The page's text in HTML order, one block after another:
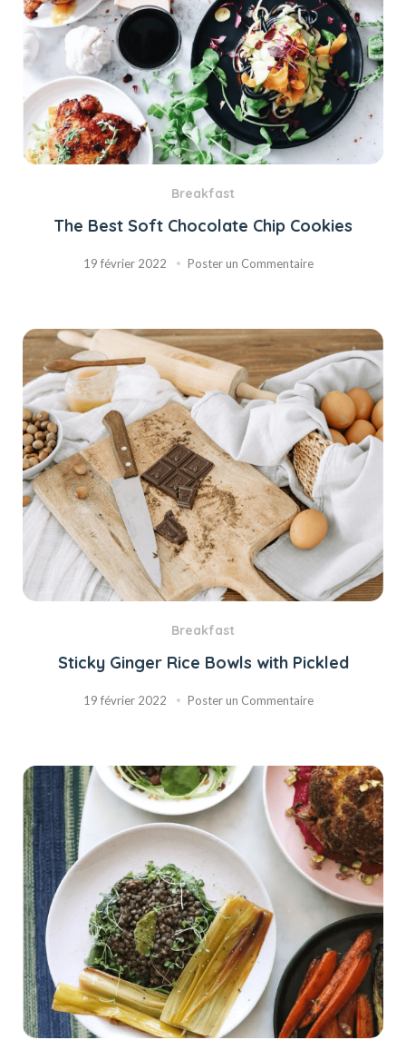
Breakfast
The Best Soft Chocolate Chip Cookies
19 février 2022 Poster un Commentaire
Breakfast
Sticky Ginger Rice Bowls with Pickled
19 février 2022 Poster un Commentaire